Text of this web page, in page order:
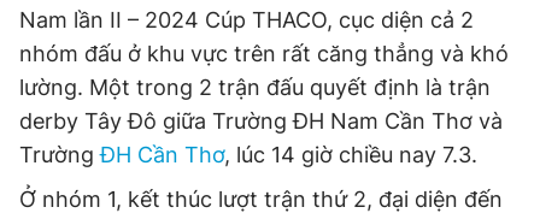
Theo dõi báo trên
0906 645 777 0908 780 404
Nam lần II – 2024 Cúp THACO, cục diện cả 2
nhóm đấu ở khu vực trên rất căng thẳng và khó
lường. Một trong 2 trận đấu quyết định là trận
derby Tây Đô giữa Trường ĐH Nam Cần Thơ và
TrườngĐH Cần Thơ, lúc 14 giờ chiều nay 7.3.
Ở nhóm 1, kết thúc lượt trận thứ 2, đại diện đến